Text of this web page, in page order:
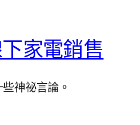
家電銷售
神祕言論。